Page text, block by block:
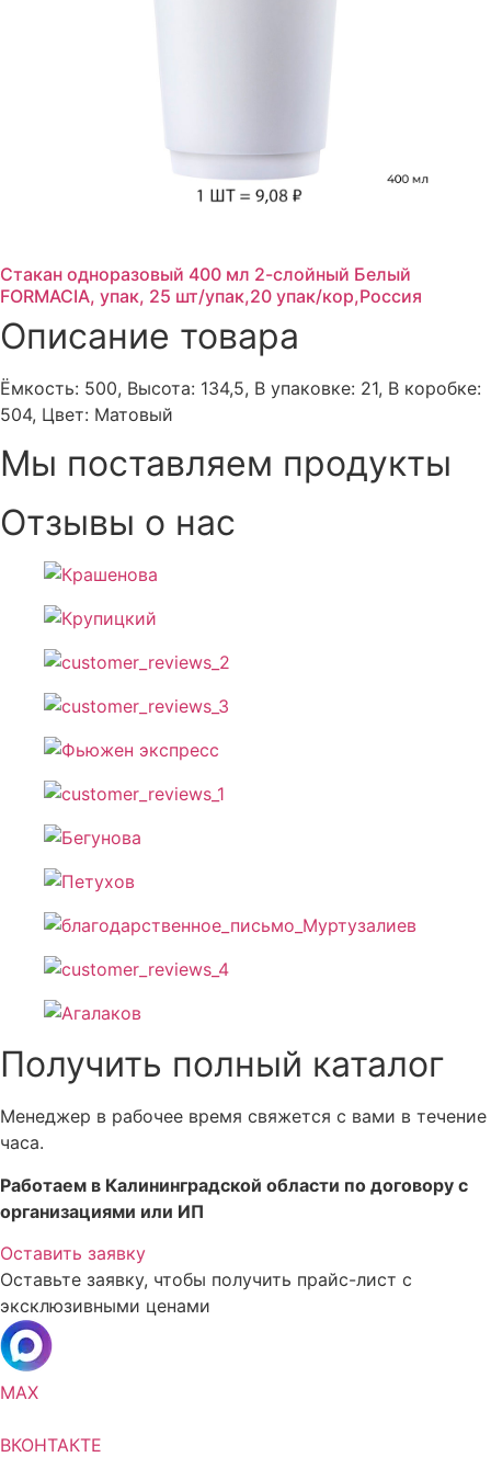
Стакан одноразовый 400 мл 2-слойный Белый
FORMACIA, упак, 25 шт/упак,20 упак/кор,Россия
Описание товара
Ёмкость: 500, Высота: 134,5, В упаковке: 21, В коробке:
504, Цвет: Матовый
Мы поставляем продукты
Отзывы о нас
Получить полный каталог
Менеджер в рабочее время свяжется с вами в течение
часа.
Работаем в Калининградской области по договору с
организациями или ИП
Оставить заявку
Оставьте заявку, чтобы получить прайс-лист с
эксклюзивными ценами
MAX
ВКОНТАКТЕ